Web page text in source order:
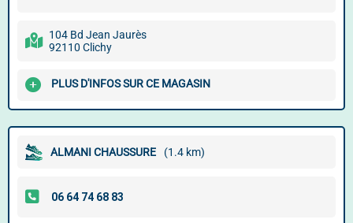
104 Bd Jean Jaurès
92110 Clichy
PLUS D'INFOS SUR CE MAGASIN
ALMANI CHAUSSURE (1.4 km)